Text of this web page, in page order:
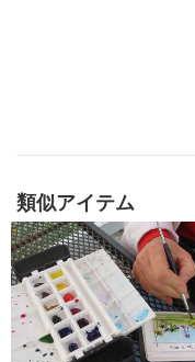
類似アイテム